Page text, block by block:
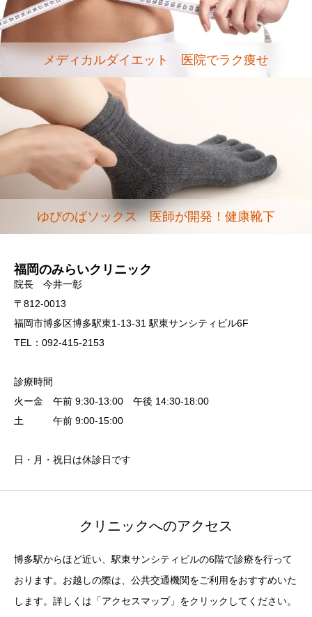
メディカルダイエット 医院でラク痩せ
ゆびのばソックス 医師が開発！健康靴下
福岡のみらいクリニック
院長 今井一彰
〒812-0013
福岡市博多区博多駅東1-13-31 駅東サンシティビル6F
TEL：092-415-2153
診療時間
火ー金 午前 9:30-13:00 午後 14:30-18:00
土 午前 9:00-15:00
日・月・祝日は休診日です
クリニックへのアクセス
博多駅からほど近い、駅東サンシティビルの6階で診療を行って
おります。お越しの際は、公共交通機関をご利用をおすすめいた
します。詳しくは「アクセスマップ」をクリックしてください。